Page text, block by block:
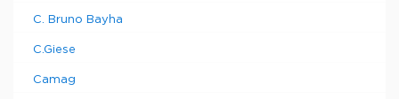
C. Bruno Bayha
C.Giese
Camag